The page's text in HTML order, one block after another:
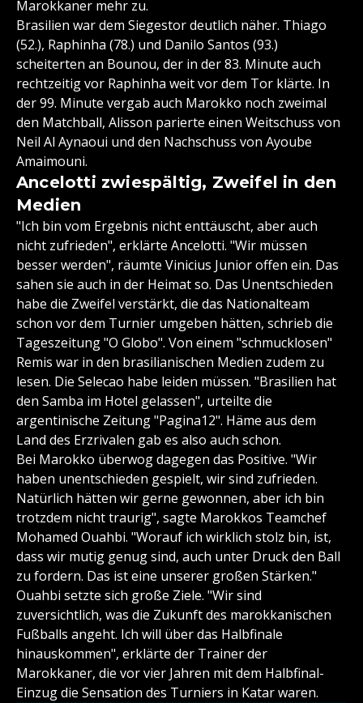
Marokkaner mehr zu.
Brasilien war dem Siegestor deutlich näher. Thiago
(52.), Raphinha (78.) und Danilo Santos (93.)
scheiterten an Bounou, der in der 83. Minute auch
rechtzeitig vor Raphinha weit vor dem Tor klärte. In
der 99. Minute vergab auch Marokko noch zweimal
den Matchball, Alisson parierte einen Weitschuss von
Neil Al Aynaoui und den Nachschuss von Ayoube
Amaimouni.
Ancelotti zwiespältig, Zweifel in den
Medien
"Ich bin vom Ergebnis nicht enttäuscht, aber auch
nicht zufrieden", erklärte Ancelotti. "Wir müssen
besser werden", räumte Vinicius Junior offen ein. Das
sahen sie auch in der Heimat so. Das Unentschieden
habe die Zweifel verstärkt, die das Nationalteam
schon vor dem Turnier umgeben hätten, schrieb die
Tageszeitung "O Globo". Von einem "schmucklosen"
Remis war in den brasilianischen Medien zudem zu
lesen. Die Selecao habe leiden müssen. "Brasilien hat
den Samba im Hotel gelassen", urteilte die
argentinische Zeitung "Pagina12". Häme aus dem
Land des Erzrivalen gab es also auch schon.
Bei Marokko überwog dagegen das Positive. "Wir
haben unentschieden gespielt, wir sind zufrieden.
Natürlich hätten wir gerne gewonnen, aber ich bin
trotzdem nicht traurig", sagte Marokkos Teamchef
Mohamed Ouahbi. "Worauf ich wirklich stolz bin, ist,
dass wir mutig genug sind, auch unter Druck den Ball
zu fordern. Das ist eine unserer großen Stärken."
Ouahbi setzte sich große Ziele. "Wir sind
zuversichtlich, was die Zukunft des marokkanischen
Fußballs angeht. Ich will über das Halbfinale
hinauskommen", erklärte der Trainer der
Marokkaner, die vor vier Jahren mit dem Halbfinal-
Einzug die Sensation des Turniers in Katar waren.